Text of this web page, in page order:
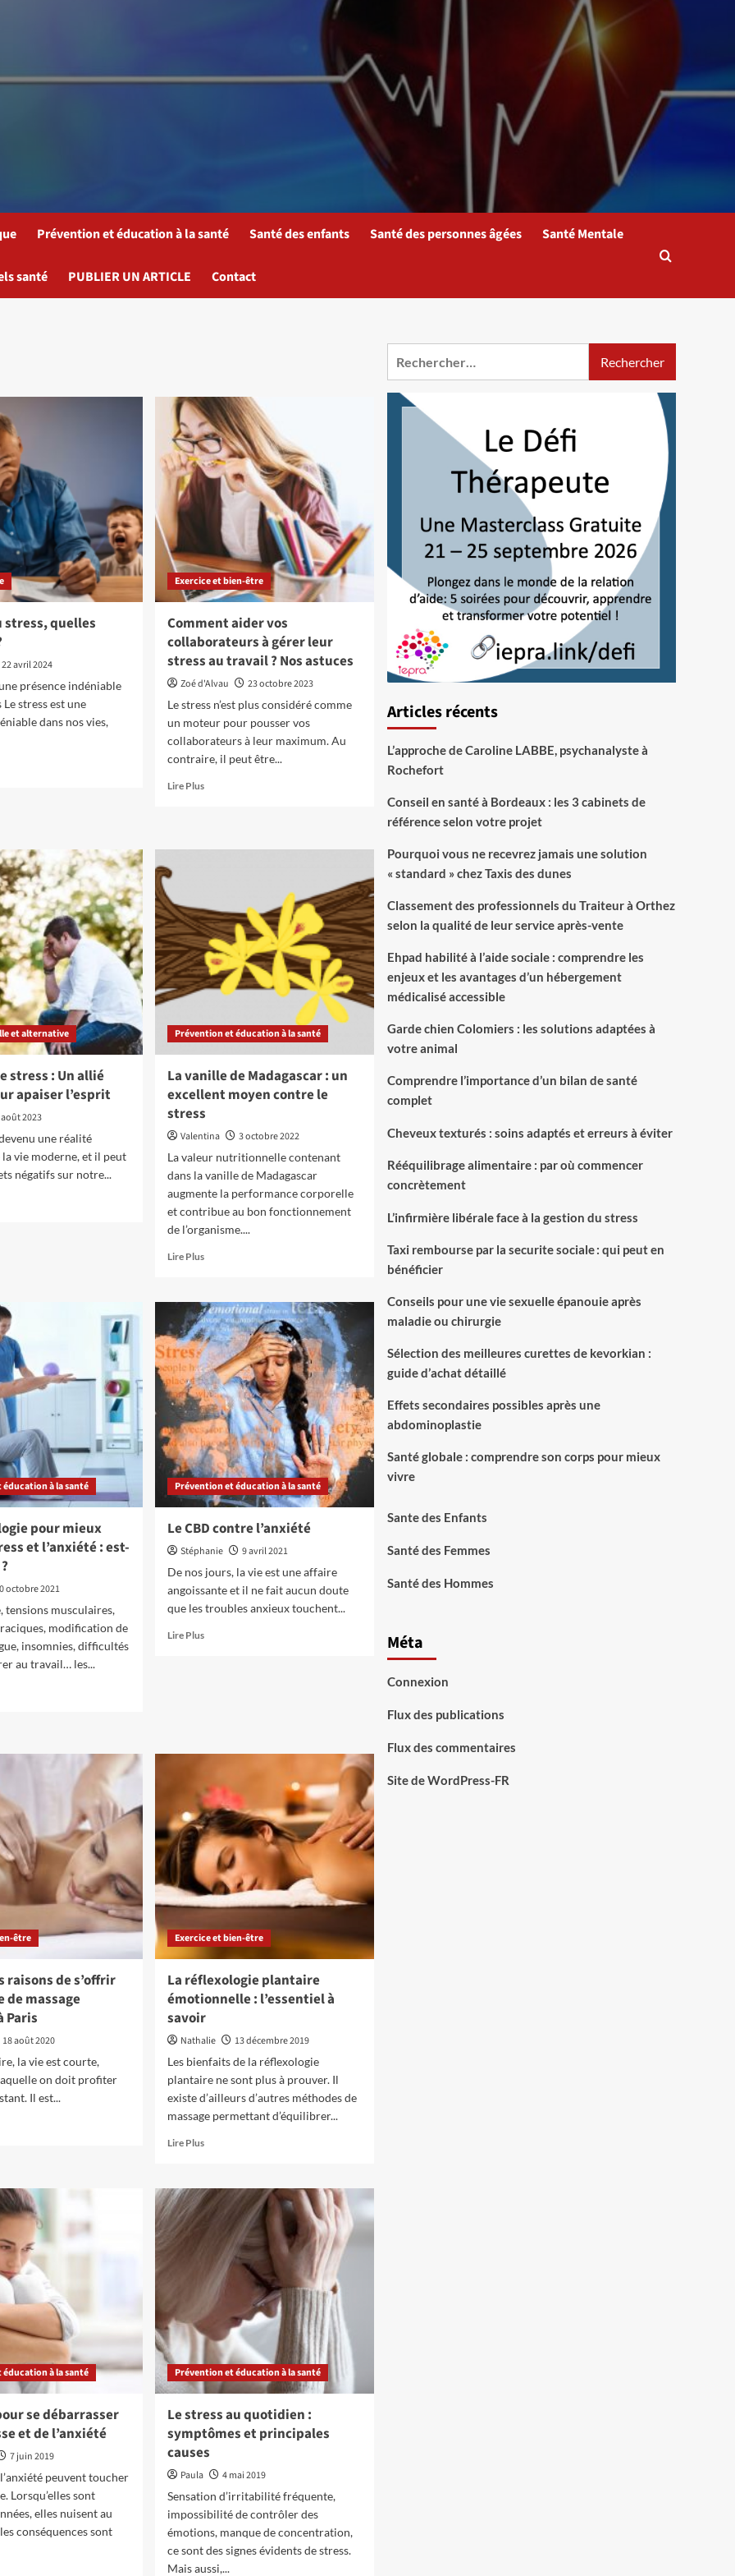
Prévention et éducation à la santé Santé des enfants Santé des personnes âgées Santé Mentale
santé PUBLIER UN ARTICLE Contact
stress, quelles
22 avril 2024
présence indéniable
Le stress est une
dans nos vies,
Exercice et bien-être
Comment aider vos
collaborateurs à gérer leur
stress au travail ? Nos astuces
Zoé d'Alvau
23 octobre 2023
Le stress n’est plus considéré comme
un moteur pour pousser vos
collaborateurs à leur maximum. Au
contraire, il peut être...
Lire PlusEn
à
gérer
leur
stress
au
travail
astuces
et alternative
stress : Un allié
apaiser l’esprit
2023
une réalité
vie moderne, et il peut
négatifs sur notre...
Prévention et éducation à la santé
La vanille de Madagascar : un
excellent moyen contre le
stress
Valentina
3 octobre 2022
La valeur nutritionnelle contenant
dans la vanille de Madagascar
augmente la performance corporelle
et contribue au bon fonctionnement
de l’organisme....
Lire PlusEn
sur
La
vanille
de
Madagascar
:
un
excellent
moyen
contre
le
stress
à la santé
pour mieux
et l’anxiété : est-
octobre 2021
tensions musculaires,
modification de
insomnies, difficultés
au travail… les...
:
Prévention et éducation à la santé
Le CBD contre l’anxiété
Stéphanie
9 avril 2021
De nos jours, la vie est une affaire
angoissante et il ne fait aucun doute
que les troubles anxieux touchent...
Lire PlusEn
être
raisons de s’offrir
de massage
Paris
18 août 2020
la vie est courte,
on doit profiter
Il est...
Exercice et bien-être
La réflexologie plantaire
émotionnelle : l’essentiel à
savoir
Nathalie
13 décembre 2019
Les bienfaits de la réflexologie
plantaire ne sont plus à prouver. Il
existe d’ailleurs d’autres méthodes de
massage permettant d’équilibrer...
Lire PlusEn
sur
La
réflexologie
plantaire
émotionnelle
l’essentiel
savoir
à la santé
se débarrasser
et de l’anxiété
7 juin 2019
l’anxiété peuvent toucher
Lorsqu’elles sont
elles nuisent au
conséquences sont
Prévention et éducation à la santé
Le stress au quotidien :
symptômes et principales
causes
Paula
4 mai 2019
Sensation d’irritabilité fréquente,
impossibilité de contrôler des
émotions, manque de concentration,
ce sont des signes évidents de stress.
Mais aussi,...
Articles récents
L’approche de Caroline LABBE, psychanalyste à
Rochefort
Conseil en santé à Bordeaux : les 3 cabinets de
référence selon votre projet
Pourquoi vous ne recevrez jamais une solution
« standard » chez Taxis des dunes
Classement des professionnels du Traiteur à Orthez
selon la qualité de leur service après-vente
Ehpad habilité à l’aide sociale : comprendre les
enjeux et les avantages d’un hébergement
médicalisé accessible
Garde chien Colomiers : les solutions adaptées à
votre animal
Comprendre l’importance d’un bilan de santé
complet
Cheveux texturés : soins adaptés et erreurs à éviter
Rééquilibrage alimentaire : par où commencer
concrètement
L’infirmière libérale face à la gestion du stress
Taxi rembourse par la securite sociale : qui peut en
bénéficier
Conseils pour une vie sexuelle épanouie après
maladie ou chirurgie
Sélection des meilleures curettes de kevorkian :
guide d’achat détaillé
Effets secondaires possibles après une
abdominoplastie
Santé globale : comprendre son corps pour mieux
vivre
Sante des Enfants
Santé des Femmes
Santé des Hommes
Méta
Connexion
Flux des publications
Flux des commentaires
Site de WordPress-FR